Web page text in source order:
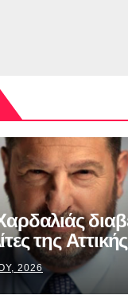
της Αττικής
2026